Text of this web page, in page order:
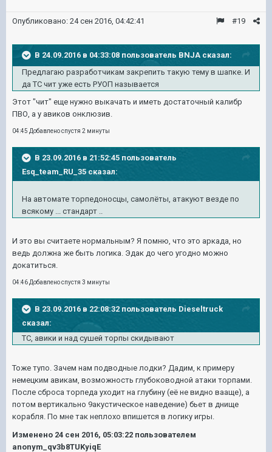
#19
Опубликовано: 24 сен 2016, 04:42:41
В 24.09.2016 в 04:33:08 пользователь BNJA сказал:
Предлагаю разработчикам закрепить такую тему в шапке. И
да ТС чит уже есть РУОП называется
Этот "чит" еще нужно выкачать и иметь достаточный калибр
ПВО, а у авиков онклюзив.
04:45 Добавлено спустя 2 минуты
В 23.09.2016 в 21:52:45 пользователь
Esq_team_RU_35 сказал:
На автомате торпедоносцы, самолёты, атакуют везде по
всякому ... стандарт ..
И это вы считаете нормальным? Я помню, что это аркада, но
ведь должна же быть логика. Эдак до чего угодно можно
докатиться.
04:46 Добавлено спустя 3 минуты
В 23.09.2016 в 22:08:32 пользователь Dieseltruck
сказал:
ТС, авики и над сушей торпы скидывают
Тоже тупо. Зачем нам подводные лодки? Дадим, к примеру
немецким авикам, возможность глубоководной атаки торпами.
После сброса торпеда уходит на глубину (её не видно вааще), а
потом вертикально 9акустическое наведение) бьет в днище
корабля. По мне так неплохо впишется в логику игры.
Изменено 24 сен 2016, 05:03:22 пользователем
anonym_qv3b8TUKyiqE